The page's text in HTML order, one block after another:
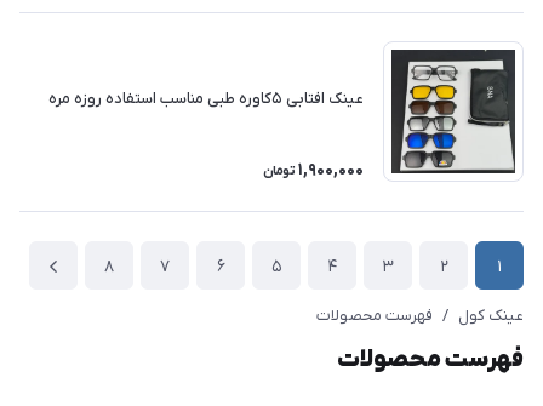
عینک افتابی ۵کاوره طبی مناسب استفاده روزه مره
1,900,000 تومان
1
2
3
4
5
6
7
8
عینک کول / فهرست محصولات
فهرست محصولات